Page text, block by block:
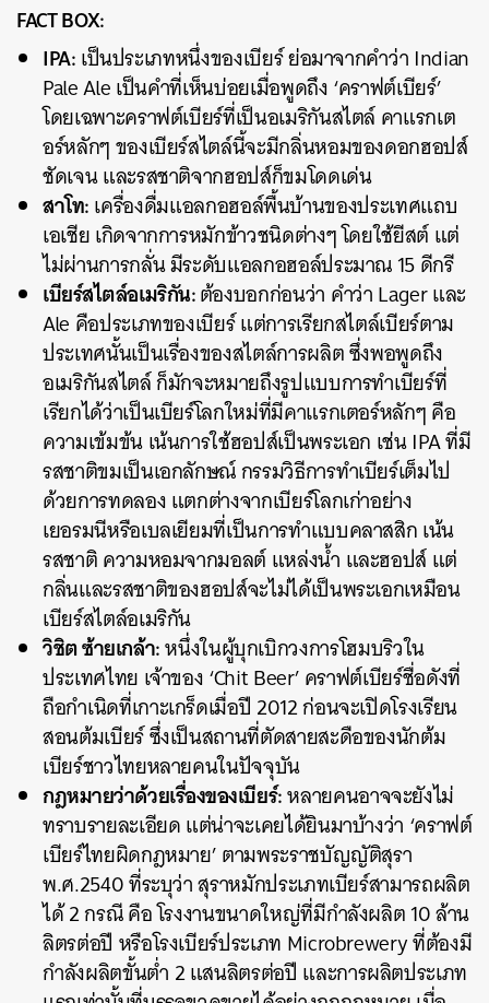
FACT BOX:
IPA:เป็นประเภทหนึ่งของเบียร์ ย่อมาจากคำว่า Indian
Pale Ale เป็นคำที่เห็นบ่อยเมื่อพูดถึง ‘คราฟต์เบียร์’
โดยเฉพาะคราฟต์เบียร์ที่เป็นอเมริกันสไตล์ คาแรกเต
อร์หลักๆ ของเบียร์สไตล์นี้จะมีกลิ่นหอมของดอกฮอปส์
ชัดเจน และรสชาติจากฮอปส์ก็ขมโดดเด่น
สาโท:เครื่องดื่มแอลกอฮอล์พื้นบ้านของประเทศแถบ
เอเชีย เกิดจากการหมักข้าวชนิดต่างๆ โดยใช้ยีสต์ แต่
ไม่ผ่านการกลั่น มีระดับแอลกอฮอล์ประมาณ 15 ดีกรี
เบียร์สไตล์อเมริกัน:ต้องบอกก่อนว่า คำว่า Lager และ
Ale คือประเภทของเบียร์ แต่การเรียกสไตล์เบียร์ตาม
ประเทศนั้นเป็นเรื่องของสไตล์การผลิต ซึ่งพอพูดถึง
อเมริกันสไตล์ ก็มักจะหมายถึงรูปแบบการทำเบียร์ที่
เรียกได้ว่าเป็นเบียร์โลกใหม่ที่มีคาแรกเตอร์หลักๆ คือ
ความเข้มข้น เน้นการใช้ฮอปส์เป็นพระเอก เช่น IPA ที่มี
รสชาติขมเป็นเอกลักษณ์ กรรมวิธีการทำเบียร์เต็มไป
ด้วยการทดลอง แตกต่างจากเบียร์โลกเก่าอย่าง
เยอรมนีหรือเบลเยียมที่เป็นการทำแบบคลาสสิก เน้น
รสชาติ ความหอมจากมอลต์ แหล่งน้ำ และฮอปส์ แต่
กลิ่นและรสชาติของฮอปส์จะไม่ได้เป็นพระเอกเหมือน
เบียร์สไตล์อเมริกัน
วิชิต ซ้ายเกล้า:หนึ่งในผู้บุกเบิกวงการโฮมบริวใน
ประเทศไทย เจ้าของ ‘Chit Beer’ คราฟต์เบียร์ชื่อดังที่
ถือกำเนิดที่เกาะเกร็ดเมื่อปี 2012 ก่อนจะเปิดโรงเรียน
สอนต้มเบียร์ ซึ่งเป็นสถานที่ตัดสายสะดือของนักต้ม
เบียร์ชาวไทยหลายคนในปัจจุบัน
กฎหมายว่าด้วยเรื่องของเบียร์:หลายคนอาจจะยังไม่
ทราบรายละเอียด แต่น่าจะเคยได้ยินมาบ้างว่า ‘คราฟต์
เบียร์ไทยผิดกฎหมาย’ ตามพระราชบัญญัติสุรา
พ.ศ.2540 ที่ระบุว่า สุราหมักประเภทเบียร์สามารถผลิต
ได้ 2 กรณี คือ โรงงานขนาดใหญ่ที่มีกำลังผลิต 10 ล้าน
ลิตรต่อปี หรือโรงเบียร์ประเภท Microbrewery ที่ต้องมี
กำลังผลิตขั้นต่ำ 2 แสนลิตรต่อปี และการผลิตประเภท